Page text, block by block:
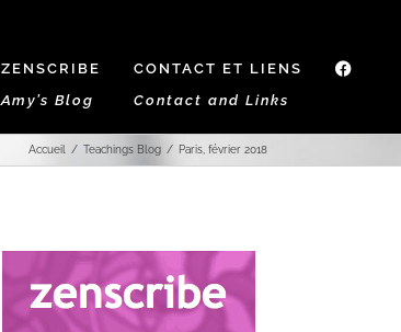
ZENSCRIBE
Amy’s Blog
CONTACT ET LIENS
Contact and Links
Accueil Teachings Blog Paris, février 2018